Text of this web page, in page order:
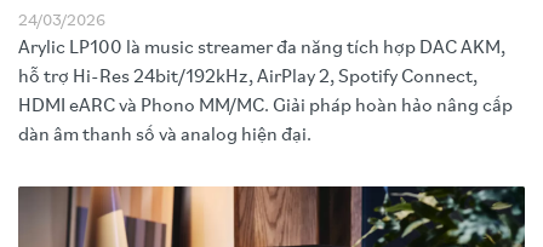
24/03/2026
Arylic LP100 là music streamer đa năng tích hợp DAC AKM,
hỗ trợ Hi-Res 24bit/192kHz, AirPlay 2, Spotify Connect,
HDMI eARC và Phono MM/MC. Giải pháp hoàn hảo nâng cấp
dàn âm thanh số và analog hiện đại.